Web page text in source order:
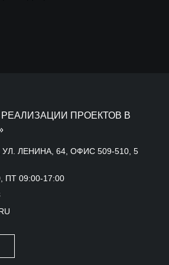
РЕАЛИЗАЦИИ ПРОЕКТОВ В
УЛ. ЛЕНИНА, 64, ОФИС 509-510, 5
ПТ 09:00-17:00